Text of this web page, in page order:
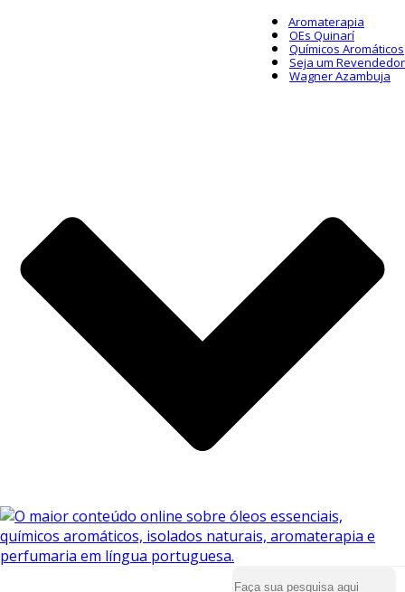
Aromaterapia
OEs Quinarí
Químicos Aromáticos
Seja um Revendedor
Wagner Azambuja